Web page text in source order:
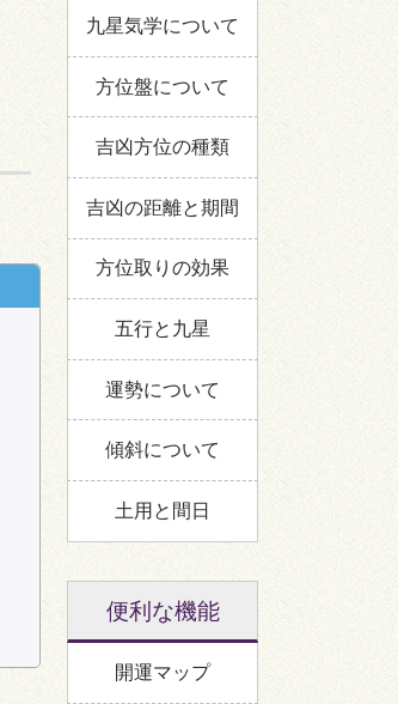
九星気学について
方位盤について
吉凶方位の種類
吉凶の距離と期間
方位取りの効果
五行と九星
運勢について
傾斜について
土用と間日
便利な機能
開運マップ